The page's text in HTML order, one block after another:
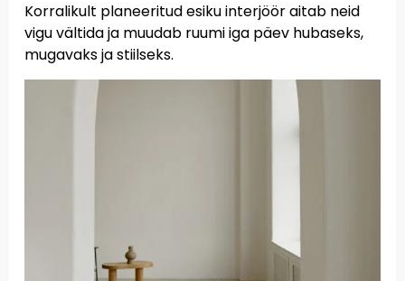
Korralikult planeeritud esiku interjöör aitab neid
vigu vältida ja muudab ruumi iga päev hubaseks,
mugavaks ja stiilseks.